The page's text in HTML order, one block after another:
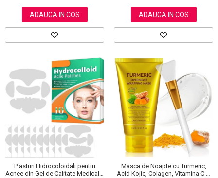
ADAUGA IN COS ADAUGA IN COS
Plasturi Hidrocoloidali pentru
Acnee din Gel de Calitate Medicala,
Masca de Noapte cu Turmeric,
Acid Kojic, Colagen, Vitamina C si